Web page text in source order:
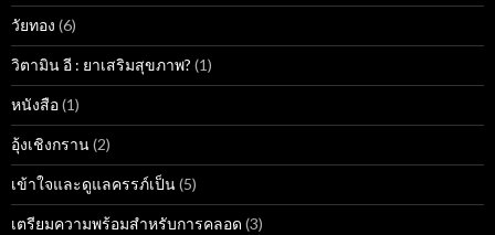
วัยทอง (6)
วิตามิน อี : ยาเสริมสุขภาพ? (1)
หนังสือ(1)
อุ้งเชิงกราน(2)
เข้าใจและดูแลครรภ์เป็น(5)
เตรียมความพร้อมสำหรับการคลอด (3)